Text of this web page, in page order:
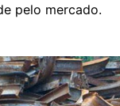
pelo mercado.